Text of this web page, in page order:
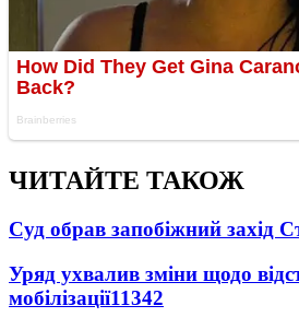
ЧИТАЙТЕ ТАКОЖ
Суд обрав запобіжний захід
Уряд ухвалив зміни щодо
мобілізації11342